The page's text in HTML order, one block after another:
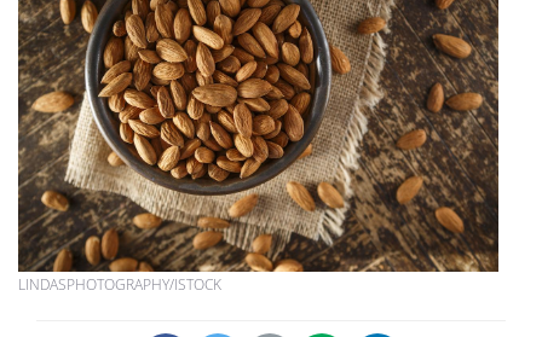
LINDASPHOTOGRAPHY/ISTOCK